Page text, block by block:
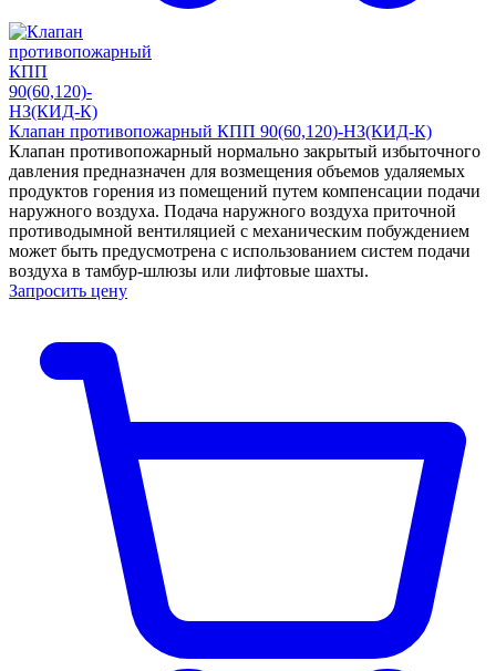
Клапан противопожарный КПП 90(60,120)-НЗ(КИД-К)
Клапан противопожарный нормально закрытый избыточного
давления предназначен для возмещения объемов удаляемых
продуктов горения из помещений путем компенсации подачи
наружного воздуха. Подача наружного воздуха приточной
противодымной вентиляцией с механическим побуждением
может быть предусмотрена с использованием систем подачи
воздуха в тамбур-шлюзы или лифтовые шахты.
Запросить цену